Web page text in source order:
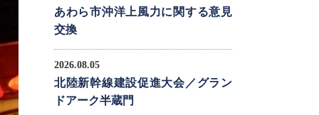
あわら市沖洋上風力に関する意見
交換
2026.08.05
北陸新幹線建設促進大会／グラン
ドアーク半蔵門